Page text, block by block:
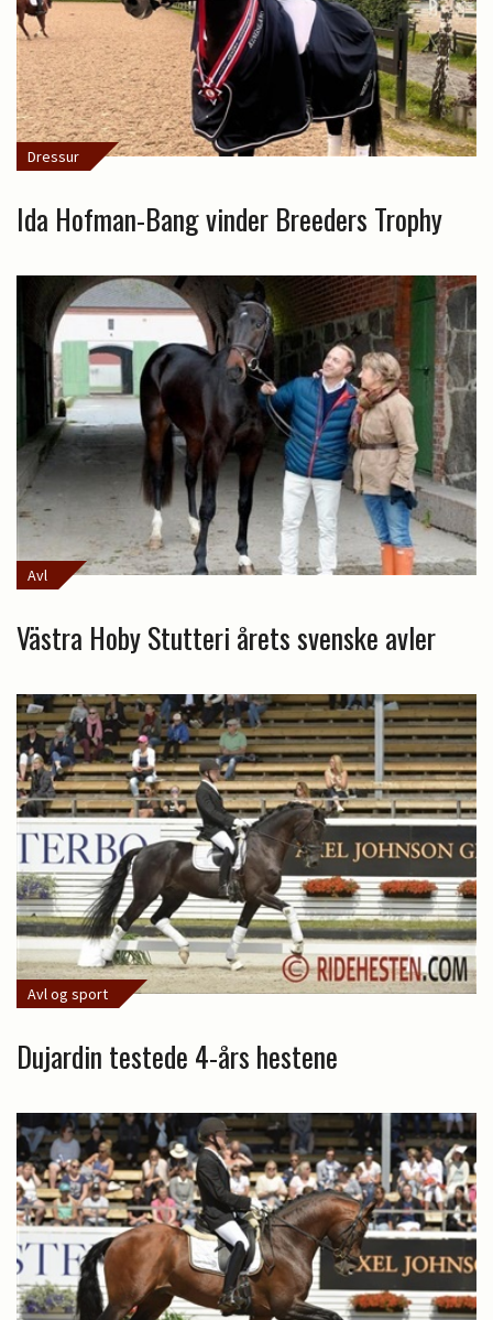
Dressur
Ida Hofman-Bang vinder Breeders Trophy
Avl
Västra Hoby Stutteri årets svenske avler
Avl og sport
Dujardin testede 4-års hestene